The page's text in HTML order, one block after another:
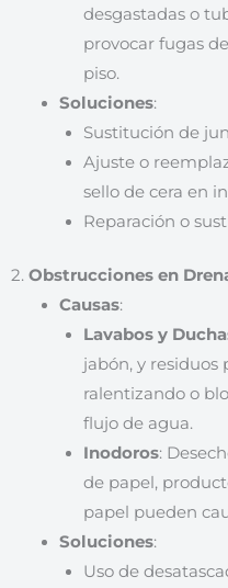
desgastadas o
provocar fugas
piso.
Soluciones:
Sustitución de
Ajuste o
sello de cera en
Reparación o
2. Obstrucciones en
Causas:
Lavabos y
jabón, y residuos
ralentizando o
flujo de agua.
Inodoros:
de papel,
papel pueden
Soluciones:
Uso de